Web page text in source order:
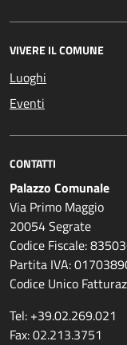
VIVERE IL COMUNE
Luoghi
Eventi
CONTATTI
Palazzo Comunale
Via Primo Maggio
20054 Segrate
Codice Fiscale:
Partita IVA:
Codice Unico
Tel: +39.02.269.021
Fax: 02.213.3751